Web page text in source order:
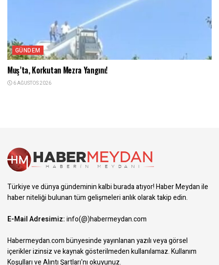
GÜNDEM
Muş’ta, Korkutan Mezra Yangını!
6 AĞUSTOS 2026
Türkiye ve dünya gündeminin kalbi burada atıyor! Haber Meydan ile
haber niteliği bulunan tüm gelişmeleri anlık olarak takip edin.
E-Mail Adresimiz:info(@)habermeydan.com
Habermeydan.com bünyesinde yayınlanan yazılı veya görsel
içerikler izinsiz ve kaynak gösterilmeden kullanılamaz.Kullanım
Koşulları ve Alıntı Şartları'nı okuyunuz.